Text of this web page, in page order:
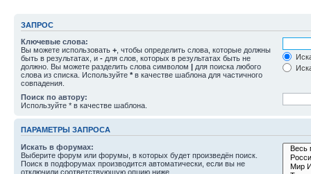
ЗАПРОС
Ключевые слова:
Вы можете использовать + , чтобы определить слова, которые должны
быть в результатах, и - для слов, которых в результатах быть не
должно. Вы можете разделить слова символом | для поиска любого
слова из списка. Используйте * в качестве шаблона для частичного
совпадения.
Поиск по автору:
Используйте * в качестве шаблона.
ПАРАМЕТРЫ ЗАПРОСА
Искать в форумах:
Выберите форум или форумы, в которых будет произведён поиск.
Поиск в подфорумах производится автоматически, если вы не
отключили соответствующую опцию ниже.